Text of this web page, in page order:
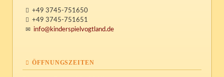
+49 3745-751650
+49 3745-751651
info@kinderspielvogtland.de
ÖFFNUNGSZEITEN